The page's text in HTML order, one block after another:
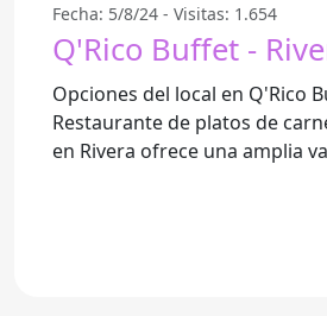
Fecha: 5/8/24 - Visitas: 1.654
Q'Rico Buffet -
Opciones del local en Q'Rico
Restaurante de platos de
en Rivera ofrece una amplia